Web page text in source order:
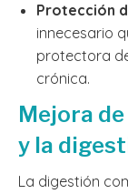
Protección
innecesario
protectora
crónica.
Mejora
y la
La digestión